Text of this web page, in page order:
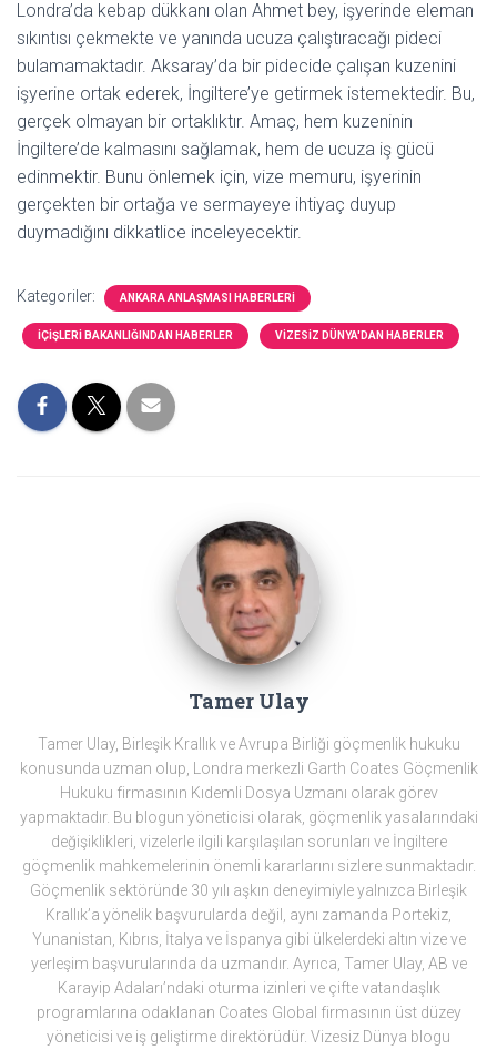
Londra’da kebap dükkanı olan Ahmet bey, işyerinde eleman
sıkıntısı çekmekte ve yanında ucuza çalıştıracağı pideci
bulamamaktadır. Aksaray’da bir pidecide çalışan kuzenini
işyerine ortak ederek, İngiltere’ye getirmek istemektedir. Bu,
gerçek olmayan bir ortaklıktır. Amaç, hem kuzeninin
İngiltere’de kalmasını sağlamak, hem de ucuza iş gücü
edinmektir. Bunu önlemek için, vize memuru, işyerinin
gerçekten bir ortağa ve sermayeye ihtiyaç duyup
duymadığını dikkatlice inceleyecektir.
Kategoriler: ANKARA ANLAŞMASI HABERLERI
İÇIŞLERI BAKANLIĞINDAN HABERLER VIZESIZ DÜNYA'DAN HABERLER
Tamer Ulay
Tamer Ulay, Birleşik Krallık ve Avrupa Birliği göçmenlik hukuku
konusunda uzman olup, Londra merkezli Garth Coates Göçmenlik
Hukuku firmasının Kıdemli Dosya Uzmanı olarak görev
yapmaktadır. Bu blogun yöneticisi olarak, göçmenlik yasalarındaki
değişiklikleri, vizelerle ilgili karşılaşılan sorunları ve İngiltere
göçmenlik mahkemelerinin önemli kararlarını sizlere sunmaktadır.
Göçmenlik sektöründe 30 yılı aşkın deneyimiyle yalnızca Birleşik
Krallık’a yönelik başvurularda değil, aynı zamanda Portekiz,
Yunanistan, Kıbrıs, İtalya ve İspanya gibi ülkelerdeki altın vize ve
yerleşim başvurularında da uzmandır. Ayrıca, Tamer Ulay, AB ve
Karayip Adaları’ndaki oturma izinleri ve çifte vatandaşlık
programlarına odaklanan Coates Global firmasının üst düzey
yöneticisi ve iş geliştirme direktörüdür. Vizesiz Dünya blogu